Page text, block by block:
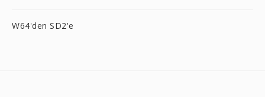
W64'den SD2'e